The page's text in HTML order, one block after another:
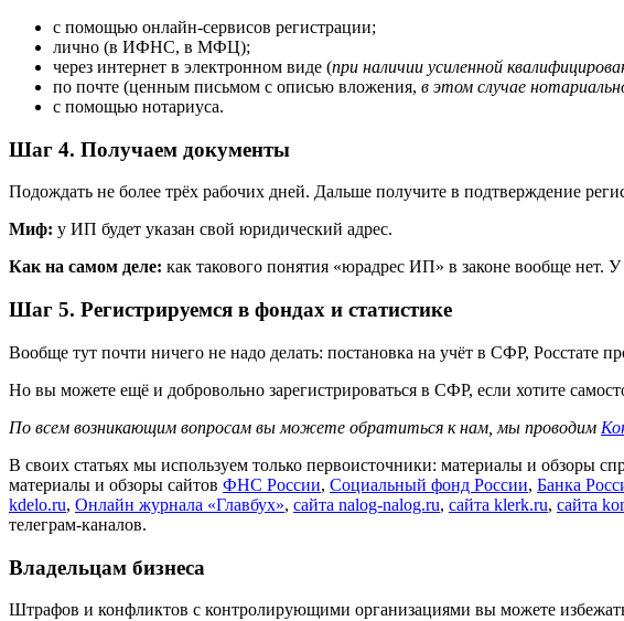
с помощью онлайн‑сервисов регистрации;
лично (в ИФНС, в МФЦ);
через интернет в электронном виде (при наличии усиленной
по почте (ценным письмом с описью вложения, в этом случае
с помощью нотариуса.
Шаг 4. Получаем документы
Подождать не более трёх рабочих дней. Дальше получите в подтверждение
Миф: у ИП будет указан свой юридический адрес.
Как на самом деле: как такового понятия «юрадрес ИП» в законе вообще нет.
Шаг 5. Регистрируемся в фондах и статистике
Вообще тут почти ничего не надо делать: постановка на учёт в СФР, Росстате
Но вы можете ещё и добровольно зарегистрироваться в СФР, если хотите
По всем возникающим вопросам вы можете обратиться к нам, мы проводим
В своих статьях мы используем только первоисточники: материалы и обзоры
материалы и обзоры сайтов ФНС России, Социальный фонд России, Банка
kdelo.ru, Онлайн журнала «Главбух», сайта nalog-nalog.ru, сайта klerk.ru, сайта
телеграм‑каналов.
Владельцам бизнеса
Штрафов и конфликтов с контролирующими организациями вы можете